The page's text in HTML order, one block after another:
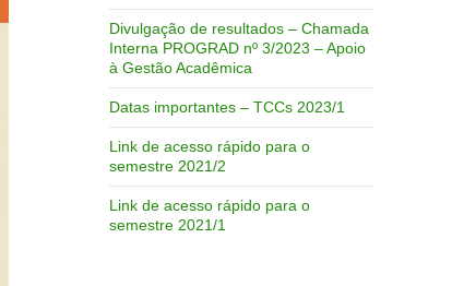
Divulgação de resultados – Chamada
Interna PROGRAD nº 3/2023 – Apoio
à Gestão Acadêmica
Datas importantes – TCCs 2023/1
Link de acesso rápido para o
semestre 2021/2
Link de acesso rápido para o
semestre 2021/1